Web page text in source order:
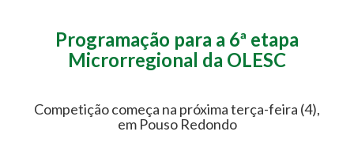
Programação para a 6ª etapa
Microrregional da OLESC
Competição começa na próxima terça-feira (4),
em Pouso Redondo